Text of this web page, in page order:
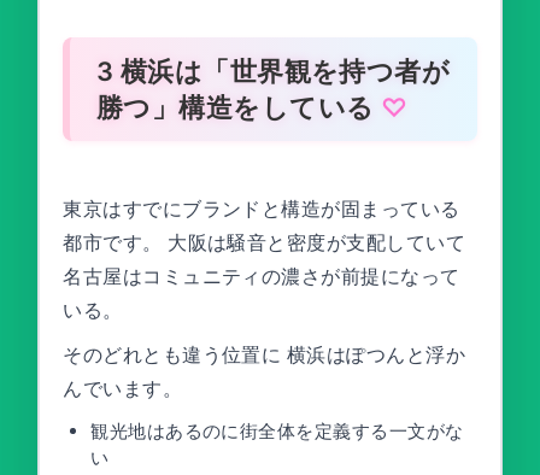
3 横浜は「世界観を持つ者が
勝つ」構造をしている
東京はすでにブランドと構造が固まっている
都市です。 大阪は騒音と密度が支配していて
名古屋はコミュニティの濃さが前提になって
いる。
そのどれとも違う位置に 横浜はぽつんと浮か
んでいます。
観光地はあるのに街全体を定義する一文がな
い